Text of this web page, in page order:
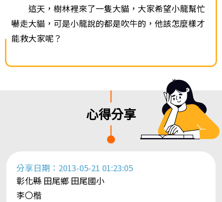
這天，樹林裡來了一隻大貓，大家希望小龍幫忙
嚇走大貓，可是小龍說的都是吹牛的，他該怎麼樣才
能救大家呢？
心得分享
分享日期：2013-05-21 01:23:05
彰化縣 田尾鄉 田尾國小
李〇楷